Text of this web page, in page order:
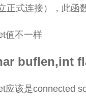
式连接），此函
值不一样
buflen,int
该是connected